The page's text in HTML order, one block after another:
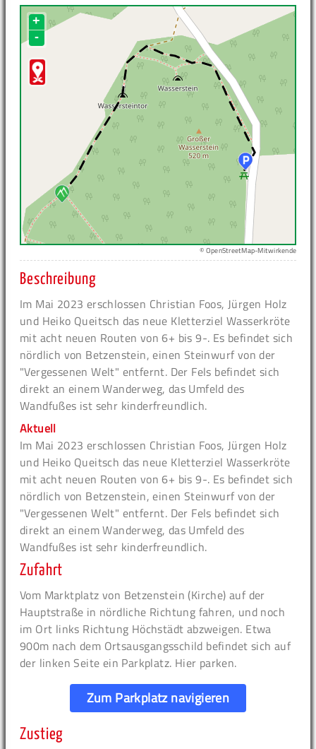
+
-
© OpenStreetMap-Mitwirkende
Beschreibung
Im Mai 2023 erschlossen Christian Foos, Jürgen Holz
und Heiko Queitsch das neue Kletterziel Wasserkröte
mit acht neuen Routen von 6+ bis 9-. Es befindet sich
nördlich von Betzenstein, einen Steinwurf von der
"Vergessenen Welt" entfernt. Der Fels befindet sich
direkt an einem Wanderweg, das Umfeld des
Wandfußes ist sehr kinderfreundlich.
Aktuell
Im Mai 2023 erschlossen Christian Foos, Jürgen Holz
und Heiko Queitsch das neue Kletterziel Wasserkröte
mit acht neuen Routen von 6+ bis 9-. Es befindet sich
nördlich von Betzenstein, einen Steinwurf von der
"Vergessenen Welt" entfernt. Der Fels befindet sich
direkt an einem Wanderweg, das Umfeld des
Wandfußes ist sehr kinderfreundlich.
Zufahrt
Vom Marktplatz von Betzenstein (Kirche) auf der
Hauptstraße in nördliche Richtung fahren, und noch
im Ort links Richtung Höchstädt abzweigen. Etwa
900m nach dem Ortsausgangsschild befindet sich auf
der linken Seite ein Parkplatz. Hier parken.
Zum Parkplatz navigieren
Zustieg